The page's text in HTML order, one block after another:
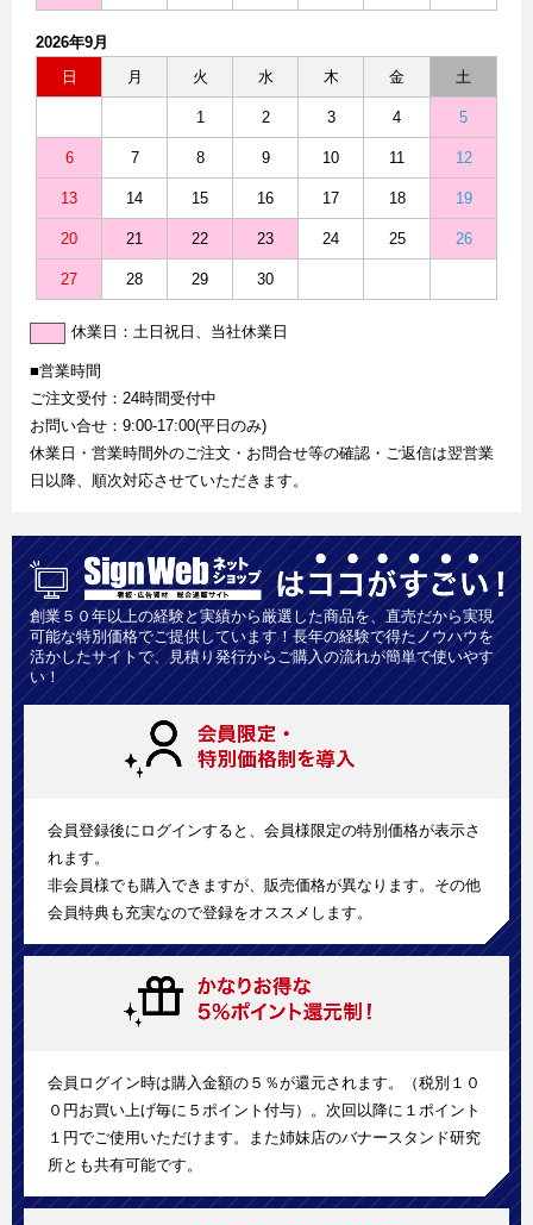
2026年9月
日
月 火 水 木 金 土
1 2 3 4 5
6 7 8 9 10 11 12
13 14 15 16 17 18 19
20 21 22 23 24 25 26
27 28 29 30
休業日：土日祝日、当社休業日
■営業時間
ご注文受付：24時間受付中
お問い合せ：9:00-17:00(平日のみ)
休業日・営業時間外のご注文・お問合せ等の確認・ご返信は翌営業
日以降、順次対応させていただきます。
創業５０年以上の経験と実績から厳選した商品を、直売だから実現
可能な特別価格でご提供しています！長年の経験で得たノウハウを
活かしたサイトで、見積り発行からご購入の流れが簡単で使いやす
い！
会員登録後にログインすると、会員様限定の特別価格が表示さ
れます。
非会員様でも購入できますが、販売価格が異なります。その他
会員特典も充実なので登録をオススメします。
会員ログイン時は購入金額の５％が還元されます。（税別１０
０円お買い上げ毎に５ポイント付与）。次回以降に１ポイント
１円でご使用いただけます。また姉妹店のバナースタンド研究
所とも共有可能です。